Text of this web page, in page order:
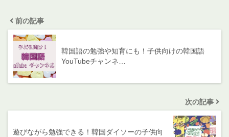
前の記事
韓国語の勉強や知育にも！子供向けの韓国語
YouTubeチャンネ…
次の記事
遊びながら勉強できる！韓国ダイソーの子供向